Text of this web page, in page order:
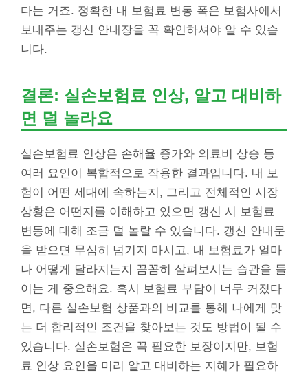
다는 거죠. 정확한 내 보험료 변동 폭은 보험사에서
보내주는 갱신 안내장을 꼭 확인하셔야 알 수 있습
니다.
결론: 실손보험료 인상, 알고 대비하
면 덜 놀라요
실손보험료 인상은 손해율 증가와 의료비 상승 등
여러 요인이 복합적으로 작용한 결과입니다. 내 보
험이 어떤 세대에 속하는지, 그리고 전체적인 시장
상황은 어떤지를 이해하고 있으면 갱신 시 보험료
변동에 대해 조금 덜 놀랄 수 있습니다. 갱신 안내문
을 받으면 무심히 넘기지 마시고, 내 보험료가 얼마
나 어떻게 달라지는지 꼼꼼히 살펴보시는 습관을 들
이는 게 중요해요. 혹시 보험료 부담이 너무 커졌다
면, 다른 실손보험 상품과의 비교를 통해 나에게 맞
는 더 합리적인 조건을 찾아보는 것도 방법이 될 수
있습니다. 실손보험은 꼭 필요한 보장이지만, 보험
료 인상 요인을 미리 알고 대비하는 지혜가 필요하